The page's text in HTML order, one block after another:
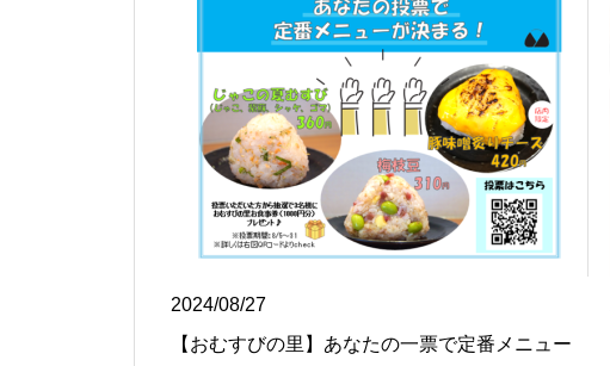
2024/08/27
【おむすびの里】あなたの一票で定番メニュー